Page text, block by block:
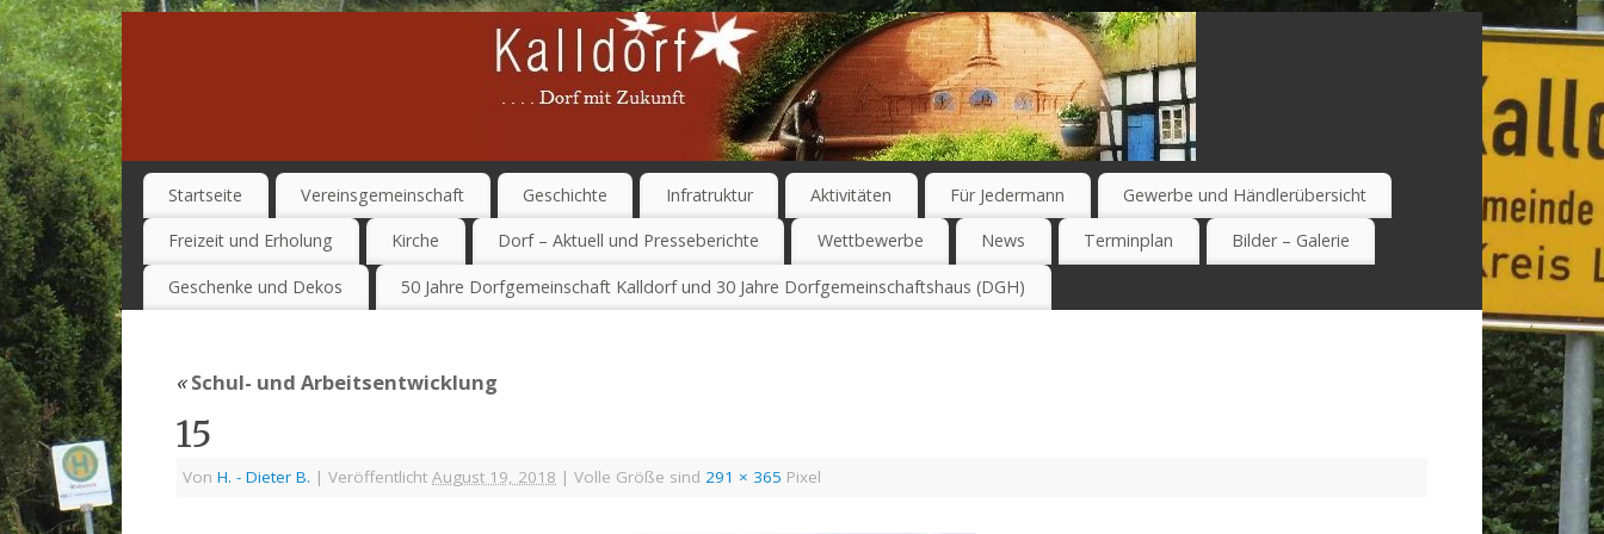
Startseite Vereinsgemeinschaft Geschichte Infratruktur Aktivitäten Für Jedermann Gewerbe und Händlerübersicht
Freizeit und Erholung Kirche Dorf – Aktuell und Presseberichte Wettbewerbe News Terminplan Bilder – Galerie
Geschenke und Dekos 50 Jahre Dorfgemeinschaft Kalldorf und 30 Jahre Dorfgemeinschaftshaus (DGH)
«Schul- und Arbeitsentwicklung
15
Von H. - Dieter B. | Veröffentlicht August 19, 2018 | Volle Größe sind 291 × 365 Pixel